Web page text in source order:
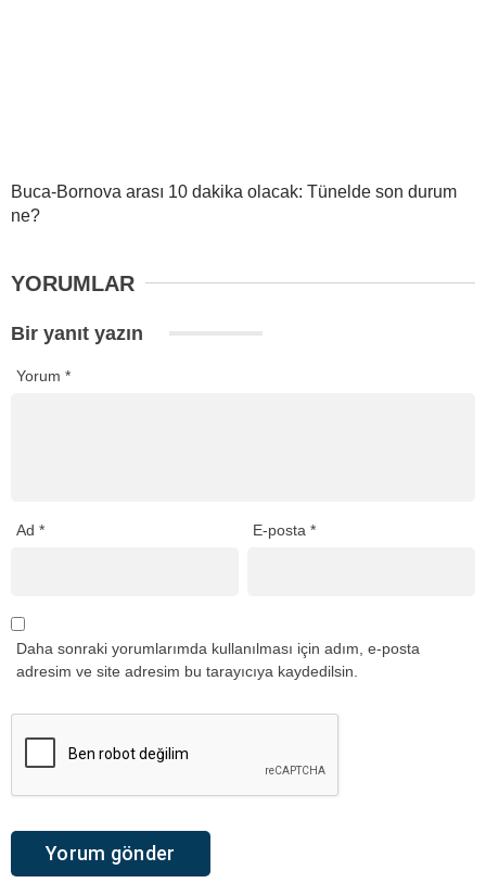
Buca-Bornova arası 10 dakika olacak: Tünelde son durum
ne?
YORUMLAR
Bir yanıt yazın
Yorum *
Ad * E-posta*
Daha sonraki yorumlarımda kullanılması için adım, e-posta
adresim ve site adresim bu tarayıcıya kaydedilsin.